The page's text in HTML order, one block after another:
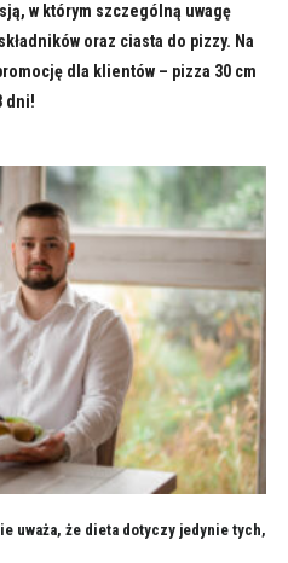
w którym szczególną uwagę
oraz ciasta do pizzy. Na
dla klientów – pizza 30 cm
dni!
uważa, że dieta dotyczy jedynie tych,